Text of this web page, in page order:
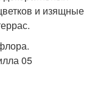
и изящные